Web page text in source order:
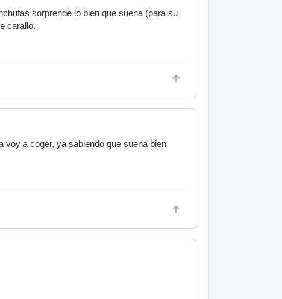
sorprende lo bien que suena (para su
carallo.
voy a coger, ya sabiendo que suena bien